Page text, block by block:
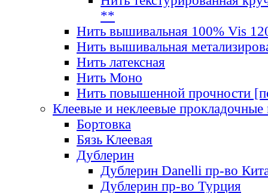
**
Нить вышивальная 100% Vis
Нить вышивальная
Нить латексная
Нить Моно
Нить повышенной прочности
Клеевые и неклеевые прокладочные
Бортовка
Бязь Клеевая
Дублерин
Дублерин Danelli пр-во
Дублерин пр-во Турция